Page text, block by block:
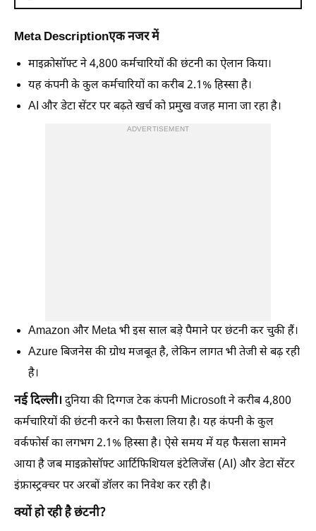
Meta Descriptionएक नजर में
माइक्रोसॉफ्ट ने 4,800 कर्मचारियों की छंटनी का ऐलान किया।
यह कंपनी के कुल कर्मचारियों का करीब 2.1% हिस्सा है।
AI और डेटा सेंटर पर बढ़ते खर्च को प्रमुख वजह माना जा रहा है।
ADVERTISEMENT
Amazon और Meta भी इस साल बड़े पैमाने पर छंटनी कर चुकी हैं।
Azure बिजनेस की ग्रोथ मजबूत है, लेकिन लागत भी तेजी से बढ़ रही
है।
नई दिल्ली। दुनिया की दिग्गज टेक कंपनी Microsoft ने करीब 4,800
कर्मचारियों की छंटनी करने का फैसला लिया है। यह कंपनी के कुल
वर्कफोर्स का लगभग 2.1% हिस्सा है। ऐसे समय में यह फैसला सामने
आया है जब माइक्रोसॉफ्ट आर्टिफिशियल इंटेलिजेंस (AI) और डेटा सेंटर
इंफ्रास्ट्रक्चर पर अरबों डॉलर का निवेश कर रही है।
क्यों हो रही है छंटनी?